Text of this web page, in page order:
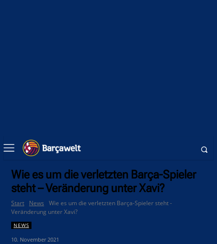
Wie es um die verletzten Barça-Spieler
steht – Veränderung unter Xavi?
Start News
Wie es um die verletzten Barça-Spieler steht -
Veränderung unter Xavi?
NEWS
10. November 2021